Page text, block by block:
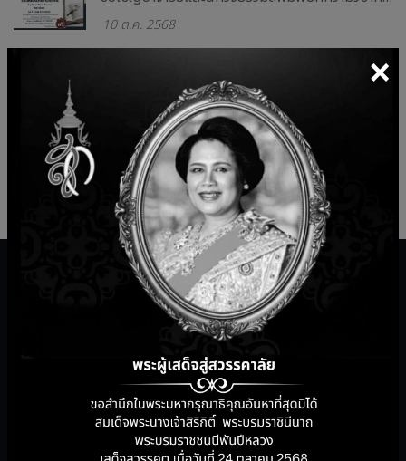
×
10 ต.ค. 2568
แนวปฏิบัติการใช้ปัญญาประดิษฐ์อย่างมั่นคงปลอดภัย (AI Security Guidelines)
15 ส.ค. 2568
เครื่องมือการสอนออนไลน์
ระบบแนะนำหนังสือใหม่